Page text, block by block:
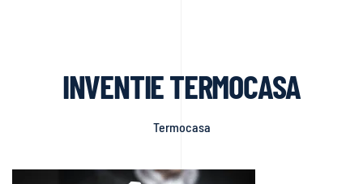
INVENTIE TERMOCASA
Termocasa